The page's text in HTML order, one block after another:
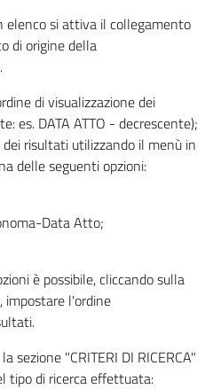
elenco si attiva il collegamento
di origine della
di visualizzazione dei
es. DATA ATTO - decrescente);
risultati utilizzando il menù in
delle seguenti opzioni:
Data Atto;
è possibile, cliccando sulla
impostare l'ordine
sezione "CRITERI DI RICERCA"
tipo di ricerca effettuata: